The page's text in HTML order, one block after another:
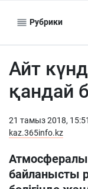
Рубрики
Айт
қандай
21 тамыз 2018, 15:51
kaz.365info.kz
байланысты